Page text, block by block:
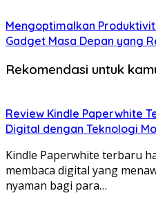
Mengoptimalkan
Gadget Masa Depan yang
Rekomendasi untuk
Review Kindle Paperwhite
Digital dengan Teknologi
Kindle Paperwhite terbaru
membaca digital yang
nyaman bagi para…